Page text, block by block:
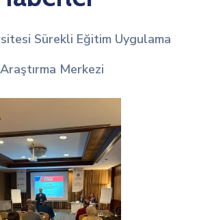
Sürekli Eğitim Uygulama
Merkezi